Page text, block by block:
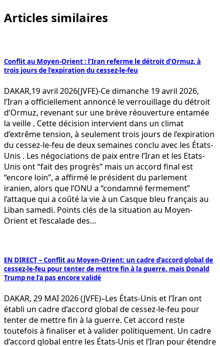
Articles similaires
Conflit au Moyen-Orient : l’Iran referme le détroit d’Ormuz, à
trois jours de l’expiration du cessez-le-feu
DAKAR,19 avril 2026(JVFE)-Ce dimanche 19 avril 2026,
l’Iran a officiellement annoncé le verrouillage du détroit
d’Ormuz, revenant sur une brève réouverture entamée
la veille . Cette décision intervient dans un climat
d’extrême tension, à seulement trois jours de l’expiration
du cessez-le-feu de deux semaines conclu avec les États-
Unis . Les négociations de paix entre l’Iran et les Etats-
Unis ont “fait des progrès” mais un accord final est
“encore loin”, a affirmé le président du parlement
iranien, alors que l’ONU a “condamné fermement”
l’attaque qui a coûté la vie à un Casque bleu français au
Liban samedi. Points clés de la situation au Moyen-
Orient et l’escalade des…
EN DIRECT – Conflit au Moyen-Orient: un cadre d’accord global de
cessez-le-feu pour tenter de mettre fin à la guerre, mais Donald
Trump ne l’a pas encore validé
DAKAR, 29 MAI 2026 (JVFE)–Les États-Unis et l’Iran ont
établi un cadre d’accord global de cessez-le-feu pour
tenter de mettre fin à la guerre. Cet accord reste
toutefois à finaliser et à valider politiquement. Un cadre
d’accord global entre les États-Unis et l’Iran pour étendre